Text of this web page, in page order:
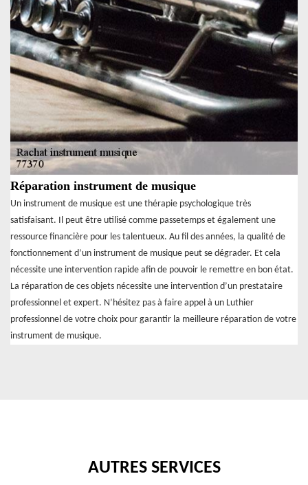
Réparation instrument de musique
Un instrument de musique est une thérapie psychologique très
satisfaisant. Il peut être utilisé comme passetemps et également une
ressource financière pour les talentueux. Au fil des années, la qualité de
fonctionnement d’un instrument de musique peut se dégrader. Et cela
nécessite une intervention rapide afin de pouvoir le remettre en bon état.
La réparation de ces objets nécessite une intervention d’un prestataire
professionnel et expert. N’hésitez pas à faire appel à un Luthier
professionnel de votre choix pour garantir la meilleure réparation de votre
instrument de musique.
AUTRES SERVICES